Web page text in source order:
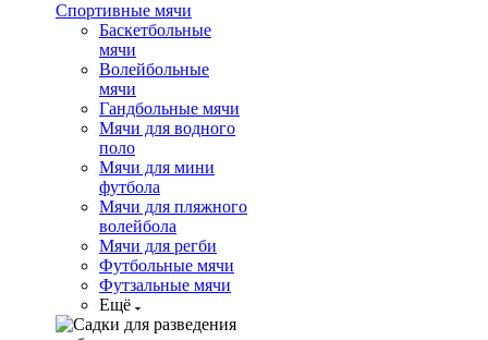
Спортивные мячи
Баскетбольные
мячи
Волейбольные
мячи
Гандбольные мячи
Мячи для водного
поло
Мячи для мини
футбола
Мячи для пляжного
волейбола
Мячи для регби
Футбольные мячи
Футзальные мячи
Ещё